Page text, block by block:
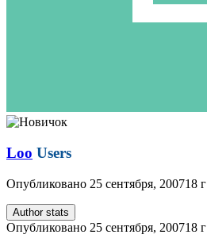
Loo Users
Опубликовано 25 сентября, 200718 г
Author stats
Опубликовано 25 сентября, 200718 г